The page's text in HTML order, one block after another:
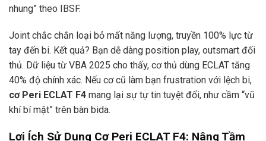
nhung” theo IBSF.
Joint chắc chắn loại bỏ mất năng lượng, truyền 100% lực từ
tay đến bi. Kết quả? Bạn dễ dàng position play, outsmart đối
thủ. Dữ liệu từ VBA 2025 cho thấy, cơ thủ dùng ECLAT tăng
40% độ chính xác. Nếu cơ cũ làm bạn frustration với lệch bi,
cơ Peri ECLAT F4 mang lại sự tự tin tuyệt đối, như cầm “vũ
khí bí mật” trên bàn bida.
Lợi Ích Sử Dụng Cơ Peri ECLAT F4: Nâng Tầm